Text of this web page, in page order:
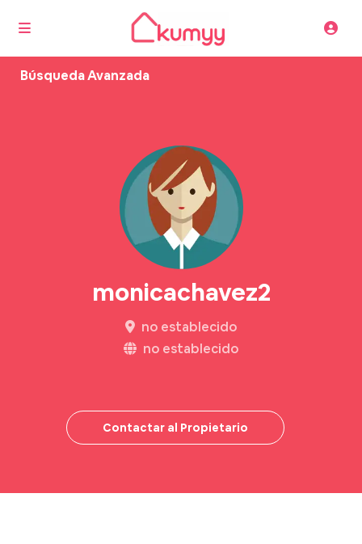
Búsqueda Avanzada
monicachavez2
no establecido
no establecido
Contactar al Propietario